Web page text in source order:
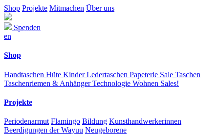
Shop Projekte Mitmachen Über uns
Spenden
en
Shop
Handtaschen Hüte KinderLedertaschen Papeterie Sale Taschen
Taschenriemen & AnhängerTechnologie Wohnen Sales!
Projekte
Periodenarmut Flamingo Bildung Kunsthandwerkerinnen
Beerdigungen der Wayuu Neugeborene